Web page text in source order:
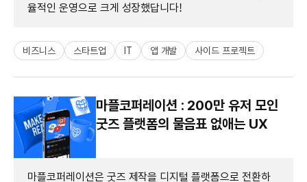
율적인 운영으로 크게 성장했답니다!
비즈니스 스타트업 IT 앱 개발 사이드 프로젝트
마플코퍼레이션 : 200만 유저 모인
굿즈 플랫폼의 물음표 없애는 UX
마플코퍼레이션은 굿즈 제작을 디지털 플랫폼으로 전환하